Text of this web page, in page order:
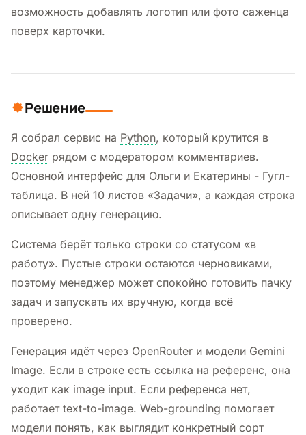
возможность добавлять логотип или фото саженца
поверх карточки.
Решение
Я собрал сервис на Python, который крутится в
Docker рядом с модератором комментариев.
Основной интерфейс для Ольги и Екатерины - Гугл-
таблица. В ней 10 листов «Задачи», а каждая строка
описывает одну генерацию.
Система берёт только строки со статусом «в
работу». Пустые строки остаются черновиками,
поэтому менеджер может спокойно готовить пачку
задач и запускать их вручную, когда всё
проверено.
Генерация идёт через OpenRouter и модели Gemini
Image. Если в строке есть ссылка на референс, она
уходит как image input. Если референса нет,
работает text-to-image. Web-grounding помогает
модели понять, как выглядит конкретный сорт